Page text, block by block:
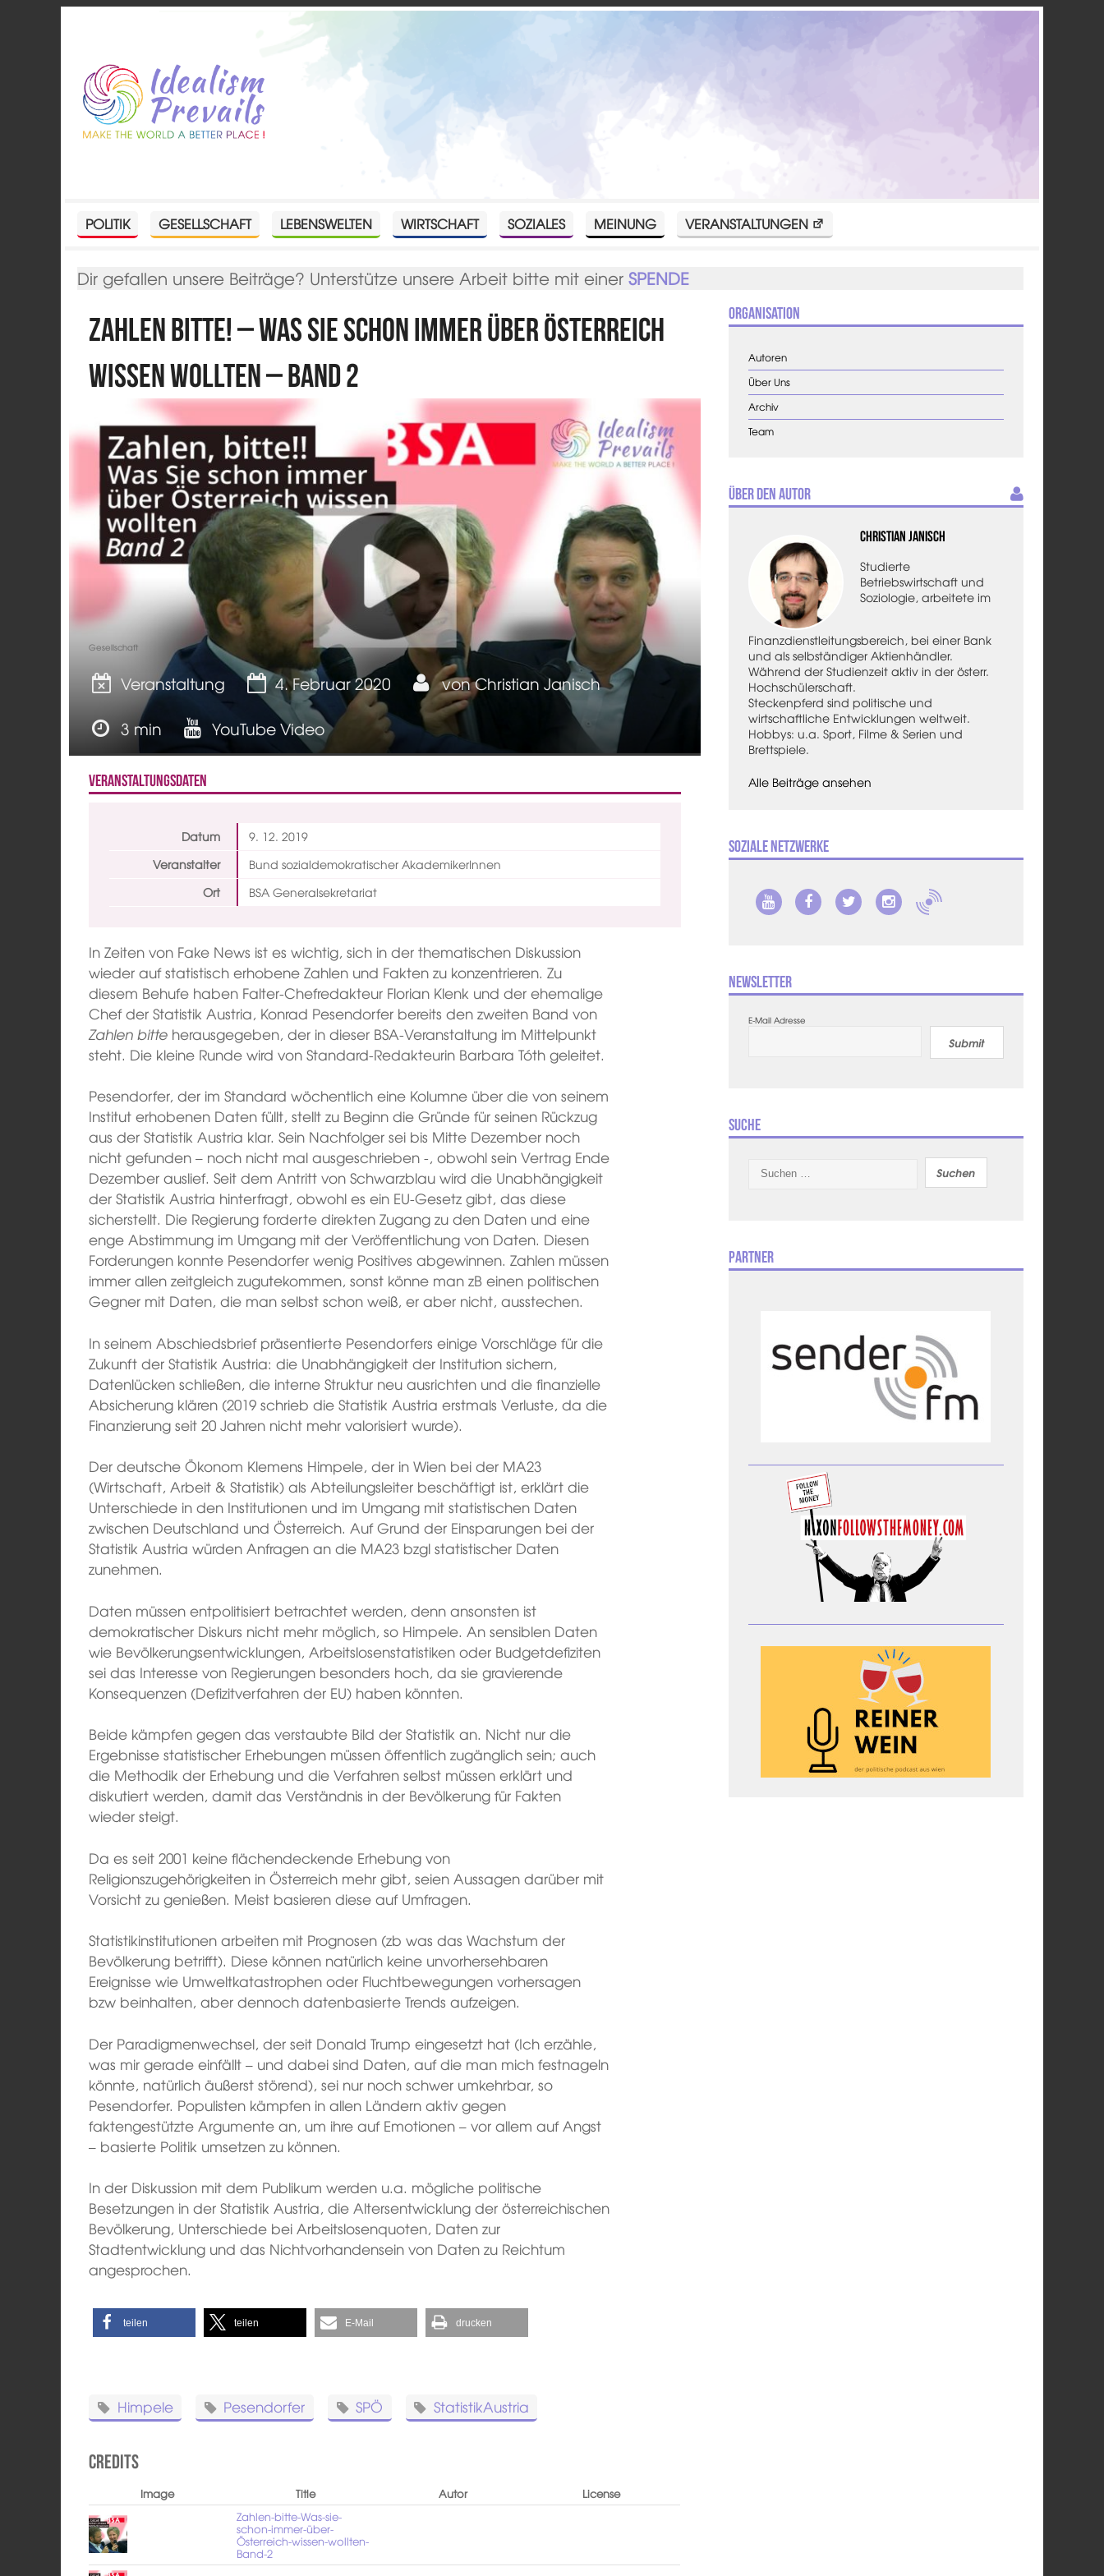
POLITIK GESELLSCHAFT LEBENSWELTEN WIRTSCHAFT SOZIALES MEINUNG VERANSTALTUNGEN
Dir gefallen unsere Beiträge? Unterstütze unsere Arbeit bitte mit einerSPENDE
Zahlen bitte! – Was sie schon immer über Österreich
wissen wollten – Band 2
Gesellschaft
Veranstaltung 4. Februar 2020 vonChristian Janisch
3 min
YouTube Video
Veranstaltungsdaten
Datum 9. 12. 2019
Veranstalter
Bund sozialdemokratischer AkademikerInnen
Ort
BSA Generalsekretariat
In Zeiten von Fake News ist es wichtig, sich in der thematischen Diskussion
wieder auf statistisch erhobene Zahlen und Fakten zu konzentrieren. Zu
diesem Behufe haben Falter-Chefredakteur Florian Klenk und der ehemalige
Chef der Statistik Austria, Konrad Pesendorfer bereits den zweiten Band von
Zahlen bitte herausgegeben, der in dieser BSA-Veranstaltung im Mittelpunkt
steht. Die kleine Runde wird von Standard-Redakteurin Barbara Tóth geleitet.
Pesendorfer, der im Standard wöchentlich eine Kolumne über die von seinem
Institut erhobenen Daten füllt, stellt zu Beginn die Gründe für seinen Rückzug
aus der Statistik Austria klar. Sein Nachfolger sei bis Mitte Dezember noch
nicht gefunden – noch nicht mal ausgeschrieben -, obwohl sein Vertrag Ende
Dezember auslief. Seit dem Antritt von Schwarzblau wird die Unabhängigkeit
der Statistik Austria hinterfragt, obwohl es ein EU-Gesetz gibt, das diese
sicherstellt. Die Regierung forderte direkten Zugang zu den Daten und eine
enge Abstimmung im Umgang mit der Veröffentlichung von Daten. Diesen
Forderungen konnte Pesendorfer wenig Positives abgewinnen. Zahlen müssen
immer allen zeitgleich zugutekommen, sonst könne man zB einen politischen
Gegner mit Daten, die man selbst schon weiß, er aber nicht, ausstechen.
In seinem Abschiedsbrief präsentierte Pesendorfers einige Vorschläge für die
Zukunft der Statistik Austria: die Unabhängigkeit der Institution sichern,
Datenlücken schließen, die interne Struktur neu ausrichten und die finanzielle
Absicherung klären (2019 schrieb die Statistik Austria erstmals Verluste, da die
Finanzierung seit 20 Jahren nicht mehr valorisiert wurde).
Der deutsche Ökonom Klemens Himpele, der in Wien bei der MA23
(Wirtschaft, Arbeit & Statistik) als Abteilungsleiter beschäftigt ist, erklärt die
Unterschiede in den Institutionen und im Umgang mit statistischen Daten
zwischen Deutschland und Österreich. Auf Grund der Einsparungen bei der
Statistik Austria würden Anfragen an die MA23 bzgl statistischer Daten
zunehmen.
Daten müssen entpolitisiert betrachtet werden, denn ansonsten ist
demokratischer Diskurs nicht mehr möglich, so Himpele. An sensiblen Daten
wie Bevölkerungsentwicklungen, Arbeitslosenstatistiken oder Budgetdefiziten
sei das Interesse von Regierungen besonders hoch, da sie gravierende
Konsequenzen (Defizitverfahren der EU) haben könnten.
Beide kämpfen gegen das verstaubte Bild der Statistik an. Nicht nur die
Ergebnisse statistischer Erhebungen müssen öffentlich zugänglich sein; auch
die Methodik der Erhebung und die Verfahren selbst müssen erklärt und
diskutiert werden, damit das Verständnis in der Bevölkerung für Fakten
wieder steigt.
Da es seit 2001 keine flächendeckende Erhebung von
Religionszugehörigkeiten in Österreich mehr gibt, seien Aussagen darüber mit
Vorsicht zu genießen. Meist basieren diese auf Umfragen.
Statistikinstitutionen arbeiten mit Prognosen (zb was das Wachstum der
Bevölkerung betrifft). Diese können natürlich keine unvorhersehbaren
Ereignisse wie Umweltkatastrophen oder Fluchtbewegungen vorhersagen
bzw beinhalten, aber dennoch datenbasierte Trends aufzeigen.
Der Paradigmenwechsel, der seit Donald Trump eingesetzt hat (Ich erzähle,
was mir gerade einfällt – und dabei sind Daten, auf die man mich festnageln
könnte, natürlich äußerst störend), sei nur noch schwer umkehrbar, so
Pesendorfer. Populisten kämpfen in allen Ländern aktiv gegen
faktengestützte Argumente an, um ihre auf Emotionen – vor allem auf Angst
– basierte Politik umsetzen zu können.
In der Diskussion mit dem Publikum werden u.a. mögliche politische
Besetzungen in der Statistik Austria, die Altersentwicklung der österreichischen
Bevölkerung, Unterschiede bei Arbeitslosenquoten, Daten zur
Stadtentwicklung und das Nichtvorhandensein von Daten zu Reichtum
angesprochen.
teilen teilen E-Mail drucken
Himpele Pesendorfer SPÖ StatistikAustria
Credits
Image Title Autor
License
Zahlen-bitte-Was-sie-
schon-immer-über-
Österreich-wissen-wollten-
Band-2
Organisation
Autoren
Über Uns
Archiv
Team
Über den Autor
Christian Janisch
Studierte
Betriebswirtschaft und
Soziologie, arbeitete im
Finanzdienstleitungsbereich, bei einer Bank
und als selbständiger Aktienhändler.
Während der Studienzeit aktiv in der österr.
Hochschülerschaft.
Steckenpferd sind politische und
wirtschaftliche Entwicklungen weltweit.
Hobbys: u.a. Sport, Filme & Serien und
Brettspiele.
Alle Beiträge ansehen
Soziale Netzwerke
Newsletter
E-Mail Adresse
Submit
Suche
nach:
Partner